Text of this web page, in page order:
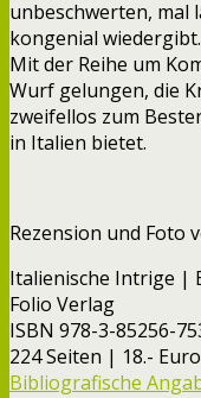
unbeschwerten, mal
kongenial wiedergibt.
Mit der Reihe um
Wurf gelungen, die
zweifellos zum
in Italien bietet.
Rezension und Foto
Italienische Intrige |
Folio Verlag
ISBN 978-3-85256-
224 Seiten | 18.- Euro
Bibliografische